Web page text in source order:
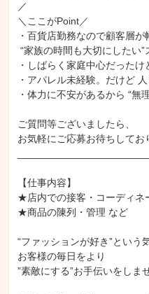
Skype
Microsoft Excel
Excel IF関数
Google Calendar
／
＼ここがPoint／
・百貨店勤務なので顧客層
・しばらく家庭中心だったけ
・アパレル未経験。だけど
・体力に不安があるから “無
ご質問等ございましたら、
お気軽にご応募お待ちしてお
【仕事内容】
★店内での接客・コーディネ
★商品の陳列・管理 など
“ファッションが好き”という
お客様の毎日をより
”素敵にする”お手伝いをしま